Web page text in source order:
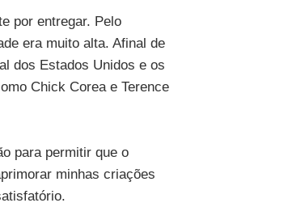
por entregar. Pelo
era muito alta. Afinal de
dos Estados Unidos e os
Chick Corea e Terence
para permitir que o
minhas criações